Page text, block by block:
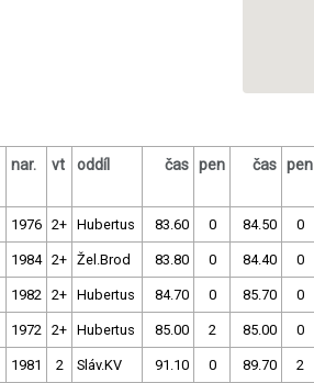
nar. vt oddíl čas pen čas pen
1976 2+ Hubertus 83.60 0 84.50 0
1984 2+ Žel.Brod 83.80 0 84.40 0
1982 2+ Hubertus 84.70 0 85.70 0
1972 2+ Hubertus 85.00 2 85.00 0
1981 2 Sláv.KV 91.10 0 89.70 2